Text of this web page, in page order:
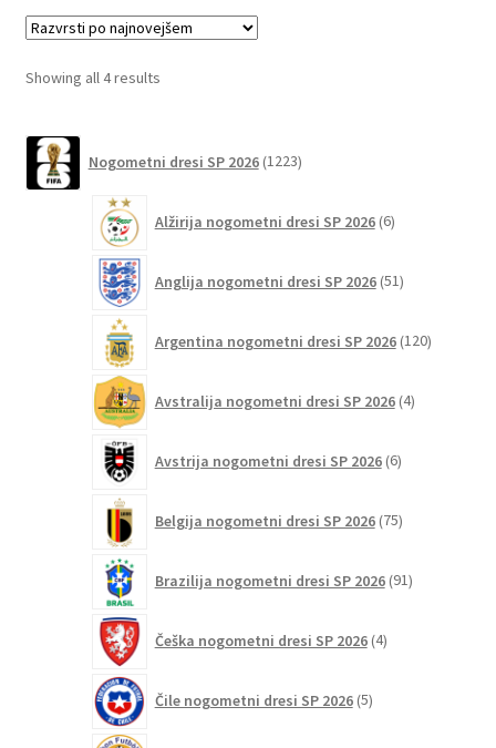
Showing all 4 resultsSorted
Nogometni dresi SP 2026 1223izdelkov
Alžirija nogometni dresi SP 2026 6izdelkov
Anglija nogometni dresi SP 2026 51izdelkov
Argentina nogometni dresi SP 2026 120izdelkov
Avstralija nogometni dresi SP 2026 4izdelki
Avstrija nogometni dresi SP 2026 6izdelkov
Belgija nogometni dresi SP 2026 75izdelkov
Brazilija nogometni dresi SP 2026 91izdelkov
Češka nogometni dresi SP 2026 4izdelki
Čile nogometni dresi SP 2026 5izdelkov